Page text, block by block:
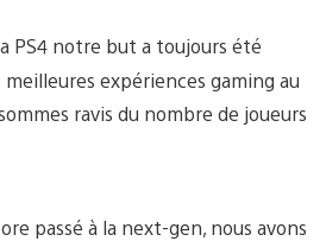
PS4 notre but a toujours été
meilleures expériences gaming au
ravis du nombre de joueurs
passé à la next-gen, nous avons